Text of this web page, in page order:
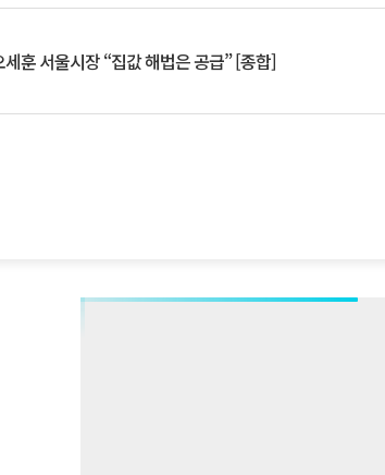
훈 서울시장 “집값 해법은 공급” [종합]